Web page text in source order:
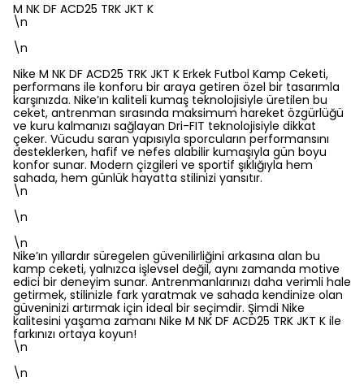
M NK DF ACD25 TRK JKT K
\n
\n
Nike M NK DF ACD25 TRK JKT K Erkek Futbol Kamp Ceketi,
performans ile konforu bir araya getiren özel bir tasarımla
karşınızda. Nike’ın kaliteli kumaş teknolojisiyle üretilen bu
ceket, antrenman sırasında maksimum hareket özgürlüğü
ve kuru kalmanızı sağlayan Dri-FIT teknolojisiyle dikkat
çeker. Vücudu saran yapısıyla sporcuların performansını
desteklerken, hafif ve nefes alabilir kumaşıyla gün boyu
konfor sunar. Modern çizgileri ve sportif şıklığıyla hem
sahada, hem günlük hayatta stilinizi yansıtır.
\n
\n
\n
Nike’ın yıllardır süregelen güvenilirliğini arkasına alan bu
kamp ceketi, yalnızca işlevsel değil, aynı zamanda motive
edici bir deneyim sunar. Antrenmanlarınızı daha verimli hale
getirmek, stilinizle fark yaratmak ve sahada kendinize olan
güveninizi artırmak için ideal bir seçimdir. Şimdi Nike
kalitesini yaşama zamanı Nike M NK DF ACD25 TRK JKT K ile
farkınızı ortaya koyun!
\n
\n